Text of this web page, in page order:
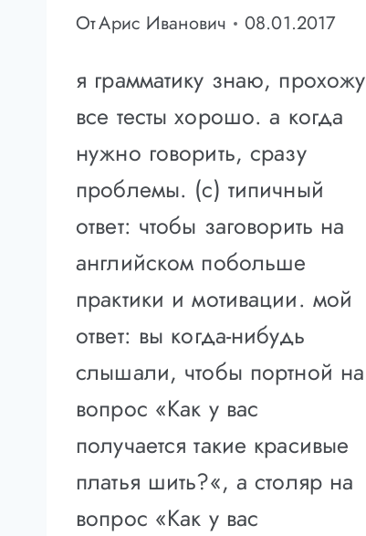
ОтАрис Иванович 08.01.2017
я грамматику знаю, прохожу
все тесты хорошо. а когда
нужно говорить, сразу
проблемы. (с) типичный
ответ: чтобы заговорить на
английском побольше
практики и мотивации. мой
ответ: вы когда-нибудь
слышали, чтобы портной на
вопрос «Как у вас
получается такие красивые
платья шить?«, а столяр на
вопрос «Как у вас